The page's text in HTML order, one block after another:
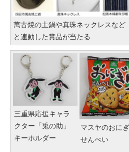
萬古焼の土鍋や真珠ネックレスなど
と連動した賞品が当たる
三重県応援キャラ
クター「兎の助」
キーホルダー
マスヤのおに
せんべい